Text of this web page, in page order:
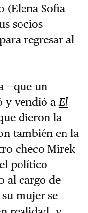
(Elena Sofia
socios
regresar al
—que un
y vendió aEl
dieron la
también en la
checo Mirek
político
al cargo de
mujer se